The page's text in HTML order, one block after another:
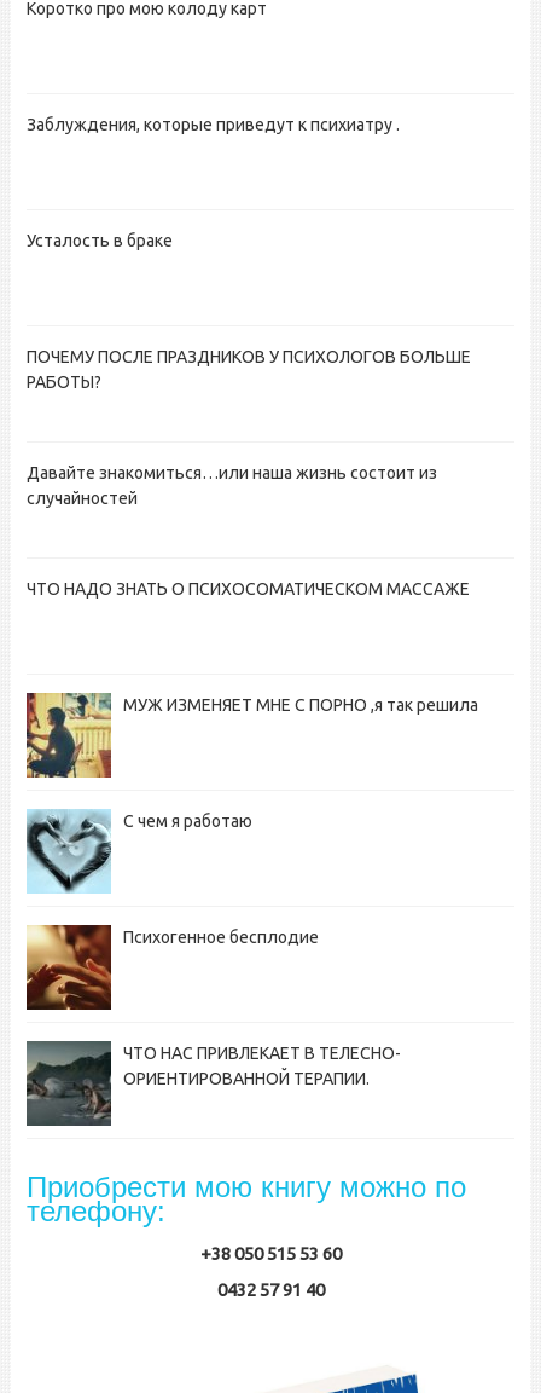
Коротко про мою колоду карт
Заблуждения, которые приведут к психиатру .
Усталость в браке
ПОЧЕМУ ПОСЛЕ ПРАЗДНИКОВ У ПСИХОЛОГОВ БОЛЬШЕ
РАБОТЫ?
Давайте знакомиться…или наша жизнь состоит из
случайностей
ЧТО НАДО ЗНАТЬ О ПСИХОСОМАТИЧЕСКОМ МАССАЖЕ
МУЖ ИЗМЕНЯЕТ МНЕ С ПОРНО ,я так решила
С чем я работаю
Психогенное бесплодие
ЧТО НАС ПРИВЛЕКАЕТ В ТЕЛЕСНО-
ОРИЕНТИРОВАННОЙ ТЕРАПИИ.
Приобрести мою книгу можно по
телефону:
+38 050 515 53 60
0432 57 91 40